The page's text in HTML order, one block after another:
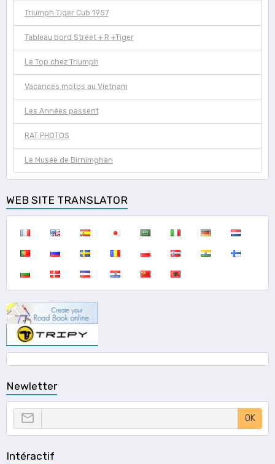
Triumph Tiger Cub 1957
Tableau bord Street + R +Tiger
Le Top chez Triumph
Vacances motos au Vietnam
Les Années passent
RAT PHOTOS
Le Musée de Birnimghan
WEB SITE TRANSLATOR
Newletter
OK
Intéractif